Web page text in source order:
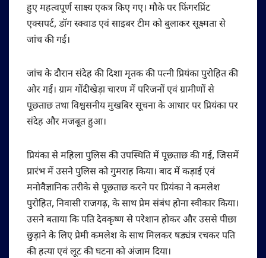
हुए महत्वपूर्ण साक्ष्य एकत्र किए गए। मौके पर फिंगरप्रिंट
एक्सपर्ट, डॉग स्क्वाड एवं साइबर टीम को बुलाकर सूक्ष्मता से
जांच की गई।
जांच के दौरान संदेह की दिशा मृतक की पत्नी प्रियंका पुरोहित की
ओर गई। ग्राम गोंदीखेड़ा चारण में परिजनों एवं ग्रामीणों से
पूछताछ तथा विश्वसनीय मुखबिर सूचना के आधार पर प्रियंका पर
संदेह और मजबूत हुआ।
प्रियंका से महिला पुलिस की उपस्थिति में पूछताछ की गई, जिसमें
प्रारंभ में उसने पुलिस को गुमराह किया। बाद में कड़ाई एवं
मनोवैज्ञानिक तरीके से पूछताछ करने पर प्रियंका ने कमलेश
पुरोहित, निवासी राजगढ़, के साथ प्रेम संबंध होना स्वीकार किया।
उसने बताया कि पति देवकृष्ण से परेशान होकर और उससे पीछा
छुड़ाने के लिए प्रेमी कमलेश के साथ मिलकर षड्यंत्र रचकर पति
की हत्या एवं लूट की घटना को अंजाम दिया।